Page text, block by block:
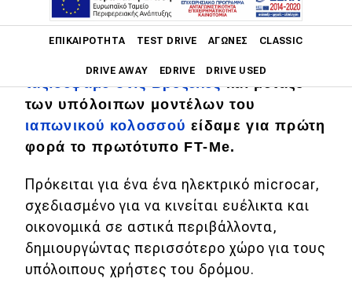
ΕΠΙΚΑΙΡΌΤΗΤΑ TEST DRIVE ΑΓΏΝΕΣ CLASSIC
DRIVE AWAY EDRIVE DRIVE USED
Main navigation
Επικαιρότητα
Πρωτότυπα
Ελλάδα
Κόσμος
Τεχνολογία
Τον περασμένο Μάρτιο, στο πλαίσιο
ταξιδέψαμε στις Βρυξέλεςκαι μεταξύ
των υπόλοιπων μοντέλων του
ιαπωνικού κολοσσού είδαμε για πρώτη
φορά το πρωτότυπο FT-Me.
Πρόκειται για ένα ένα ηλεκτρικό microcar,
σχεδιασμένο για να κινείται ευέλικτα και
οικονομικά σε αστικά περιβάλλοντα,
δημιουργώντας περισσότερο χώρο για τους
υπόλοιπους χρήστες του δρόμου.